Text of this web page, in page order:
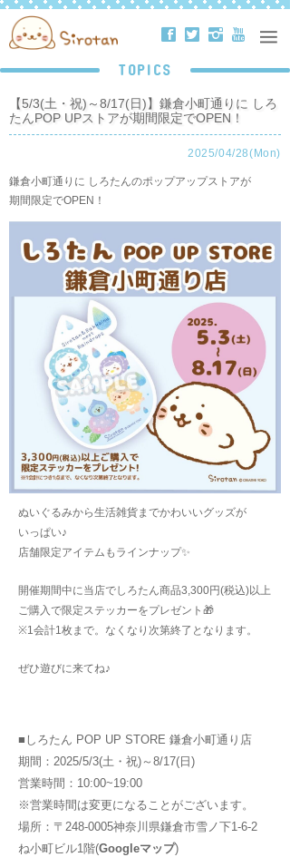
ä å ë ð
TOPICS
【5/3(土・祝)～8/17(日)】鎌倉小町通りに しろ
たんPOP UPストアが期間限定でOPEN！
2025/04/28(Mon)
鎌倉小町通りに しろたんのポップアップストアが
期間限定でOPEN！
ぬいぐるみから生活雑貨までかわいいグッズが
いっぱい♪
店舗限定アイテムもラインナップ✨
開催期間中に当店でしろたん商品3,300円(税込)以上
ご購入で限定ステッカーをプレゼント🎁
※1会計1枚まで。なくなり次第終了となります。
ぜひ遊びに来てね♪
■しろたん POP UP STORE 鎌倉小町通り店
期間：2025/5/3(土・祝)～8/17(日)
営業時間：10:00~19:00
※営業時間は変更になることがございます。
場所：〒248-0005神奈川県鎌倉市雪ノ下1-6-2
ね小町ビル1階(Googleマップ)